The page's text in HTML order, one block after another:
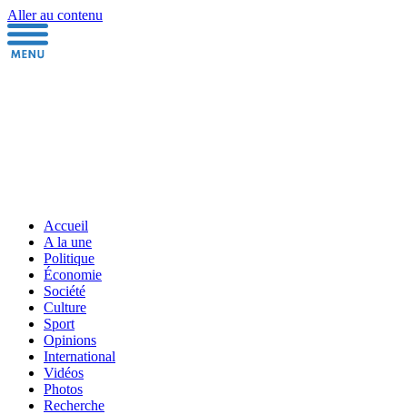
Aller au contenu
Accueil
A la une
Politique
Économie
Société
Culture
Sport
Opinions
International
Vidéos
Photos
Recherche